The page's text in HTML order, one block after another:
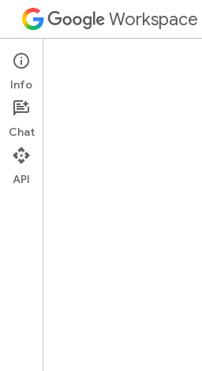
Workspace
Google Chat
Ringkasan
Info
Chat
API